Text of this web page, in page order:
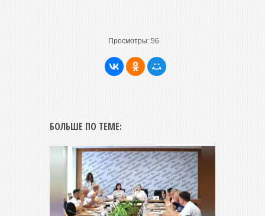
Просмотры: 56
БОЛЬШЕ ПО ТЕМЕ: